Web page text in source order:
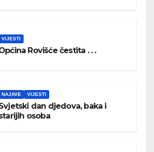
VIJESTI
Rovišće čestita . . .
NAJAVE VIJESTI
dan djedova, baka i
osoba